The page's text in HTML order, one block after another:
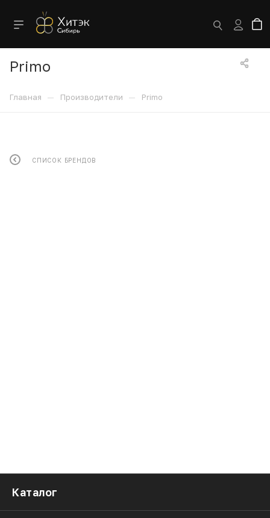
Primo
Главная — Производители — Primo
СПИСОК БРЕНДОВ
Каталог